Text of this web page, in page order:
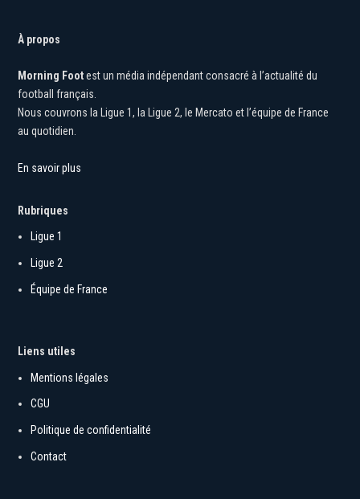
À propos
Morning Foot
est un média indépendant consacré à l’actualité du
football français.
Nous couvrons la Ligue 1, la Ligue 2, le Mercato et l’équipe de France
au quotidien.
En savoir plus
Rubriques
Ligue 1
Ligue 2
Équipe de France
Mentions légales
Politique de confidentialité